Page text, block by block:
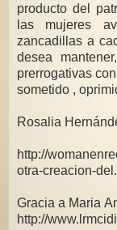
producto del
las mujeres
zancadillas a
desea
prerrogativas
sometido ,
Rosalia
http://
otra-creacion-
Gracia a Maria
http://